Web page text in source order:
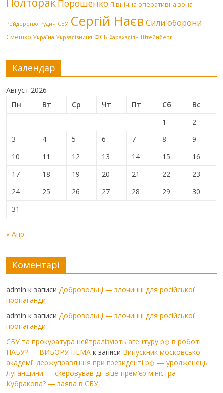
Порошенко Північна оперативна зона
Рейдерство Рудич СБУ Сергій Наєв Сили оборони
Смешко Україна Укрзалізниця ФСБ Харахаліль Штейнберг
Календар
Август 2026
Пн
Вт Ср Чт Пт Сб
Вс
1
2
3
4 5 6 7 8
9
10
11 12 13 14 15
16
17
18 19 20 21 22
23
24
25 26 27 28 29
30
31
« Апр
Коментарі
admin к записиДобровольці — злочинці для російської
пропаганди
admin к записиДобровольці — злочинці для російської
пропаганди
СБУ та прокуратура нейтралізують агентуру рф в роботі
НАБУ? — ВИБОРУ НЕМА к записи Випускник московської
академії держуправління при президенті рф — уродженець
Луганщини — скеровував дії віце-прем’єр міністра
Кубракова? — заява в СБУ